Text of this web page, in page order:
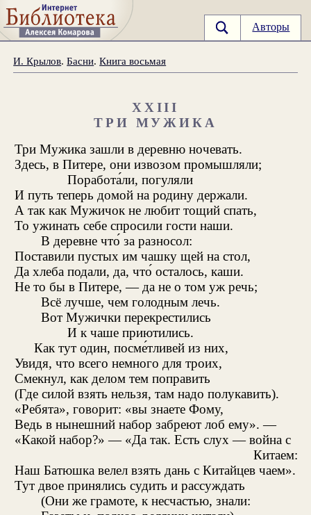
Авторы
И. Крылов.Басни.Книга восьмая
XXIII
ТРИ МУЖИКА
Три Мужика зашли в деревню ночевать.
Здесь, в Питере, они извозом промышляли;
Поработа́ли, погуляли
И путь теперь домой на родину держали.
А так как Мужичок не любит тощий спать,
То ужинать себе спросили гости наши.
В деревне что́ за разносол:
Поставили пустых им чашку щей на стол,
Да хлеба подали, да, что́ осталось, каши.
Не то бы в Питере, — да не о том уж речь;
Всё лучше, чем голодным лечь.
Вот Мужички перекрестились
И к чаше приютились.
Как тут один, посме́тливей из них,
Увидя, что всего немного для троих,
Смекнул, как делом тем поправить
(Где силой взять нельзя, там надо полукавить).
«Ребята», говорит: «вы знаете Фому,
Ведь в нынешний набор забреют лоб ему». —
«Какой набор?» — «Да так. Есть слух — война с
Китаем:
Наш Батюшка велел взять дань с Китайцев чаем».
Тут двое принялись судить и рассуждать
(Они же грамоте, к несчастью, знали: